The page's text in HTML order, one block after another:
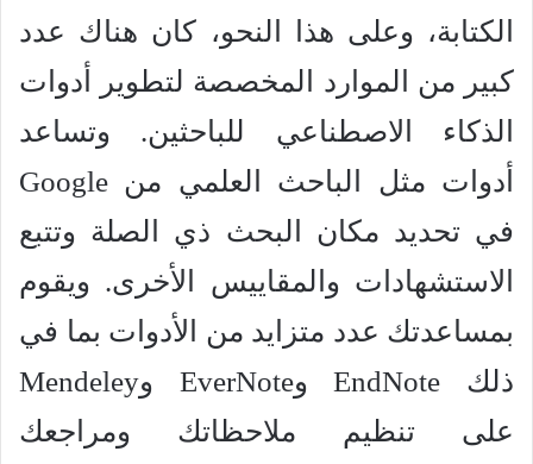
الكتابة، وعلى هذا النحو، كان هناك عدد
كبير من الموارد المخصصة لتطوير أدوات
الذكاء الاصطناعي للباحثين. وتساعد
أدوات مثل الباحث العلمي من Google
في تحديد مكان البحث ذي الصلة وتتبع
الاستشهادات والمقاييس الأخرى. ويقوم
بمساعدتك عدد متزايد من الأدوات بما في
ذلك EndNote وEverNote وMendeley
على تنظيم ملاحظاتك ومراجعك